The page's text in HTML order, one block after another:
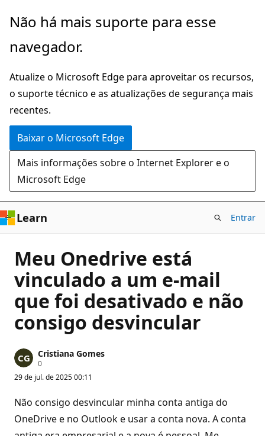
Pular
o
principal
Não há mais suporte para esse
navegador.
Atualize o Microsoft Edge para aproveitar os recursos,
o suporte técnico e as atualizações de segurança mais
recentes.
Baixar o Microsoft Edge
Mais informações sobre o Internet Explorer e o
Microsoft Edge
Learn Entrar
Meu Onedrive está
vinculado a um e-mail
que foi desativado e não
consigo desvincular
Cristiana Gomes
0P
n
o
s
d
e
r
29 de jul. de 2025 00:11
Não consigo desvincular minha conta antiga do
OneDrive e no Outlook e usar a conta nova. A conta